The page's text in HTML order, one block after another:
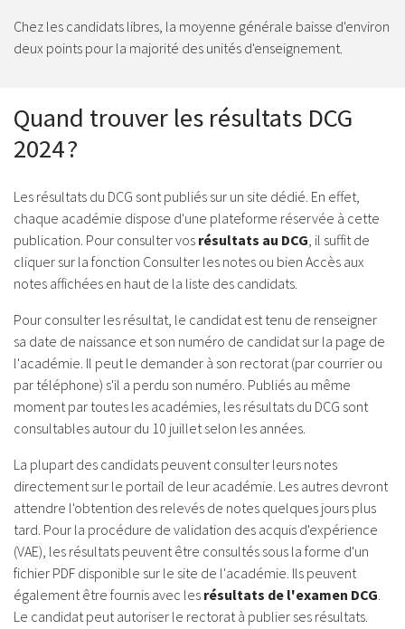
Chez les candidats libres, la moyenne générale baisse d'environ
deux points pour la majorité des unités d'enseignement.
Quand trouver les résultats DCG
2024 ?
Les résultats du DCG sont publiés sur un site dédié. En effet,
chaque académie dispose d'une plateforme réservée à cette
publication. Pour consulter vos résultats au DCG, il suffit de
cliquer sur la fonction Consulter les notes ou bien Accès aux
notes affichées en haut de la liste des candidats.
Pour consulter les résultat, le candidat est tenu de renseigner
sa date de naissance et son numéro de candidat sur la page de
l'académie. Il peut le demander à son rectorat (par courrier ou
par téléphone) s'il a perdu son numéro. Publiés au même
moment par toutes les académies, les résultats du DCG sont
consultables autour du 10 juillet selon les années.
La plupart des candidats peuvent consulter leurs notes
directement sur le portail de leur académie. Les autres devront
attendre l'obtention des relevés de notes quelques jours plus
tard. Pour la procédure de validation des acquis d'expérience
(VAE), les résultats peuvent être consultés sous la forme d'un
fichier PDF disponible sur le site de l'académie. Ils peuvent
également être fournis avec les résultats de l'examen DCG.
Le candidat peut autoriser le rectorat à publier ses résultats.